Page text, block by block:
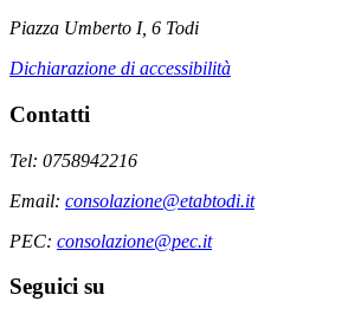
Piazza Umberto I, 6 Todi
Dichiarazione di accessibilità
Contatti
Tel: 0758942216
Email: consolazione@etabtodi.it
PEC: consolazione@pec.it
Seguici su